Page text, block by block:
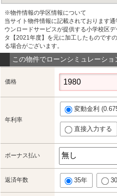
※物件情報の学区情報について
当サイト物件情報に記載されております
ウンロードサービスが提供する小学校区
タ【2021年度】を元に加工したものです
る場合がございます。
この物件でローンシミュレーショ
価格
年利率
変動金利
直接入力する
ボーナス払い
返済年数 35年